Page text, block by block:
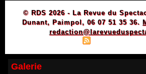
© RDS 2026 - La Revue du
Dunant, Paimpol, 06 07 51 35 36.
Galerie